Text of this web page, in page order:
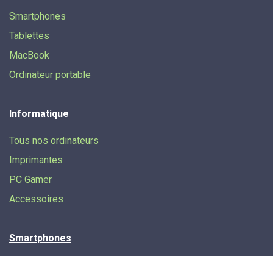
Smartphones
Tablettes
MacBook
Ordinateur portable
Informatique
Tous nos ordinateurs
Imprimantes
PC Gamer
Accessoires
Smartphones